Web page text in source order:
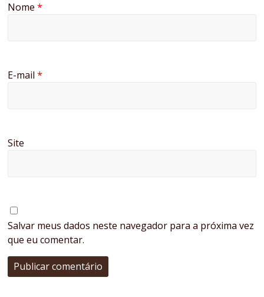
Nome*
E-mail*
Site
Salvar meus dados neste navegador para a próxima vez
que eu comentar.